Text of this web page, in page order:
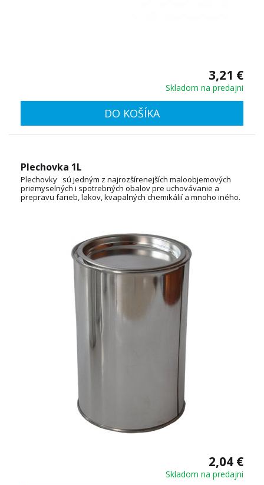
3,21 €
Skladom na predajni
DO KOŠÍKA
Plechovka 1L
Plechovky sú jedným z najrozšírenejších maloobjemových
priemyselných i spotrebných obalov pre uchovávanie a
prepravu farieb, lakov, kvapalných chemikálií a mnoho iného.
2,04 €
Skladom na predajni